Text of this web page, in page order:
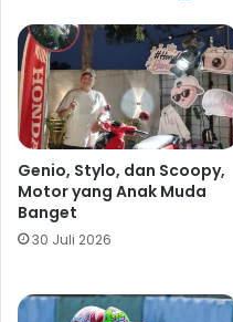
Genio, Stylo, dan Scoopy,
Motor yang Anak Muda
Banget
30 Juli 2026